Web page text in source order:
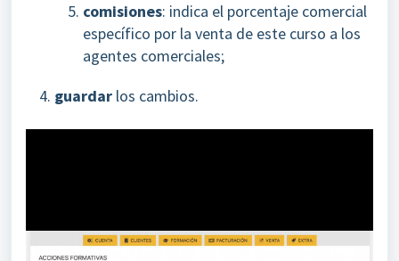
comisiones: indica el porcentaje comercial
específico por la venta de este curso a los
agentes comerciales;
guardar los cambios.